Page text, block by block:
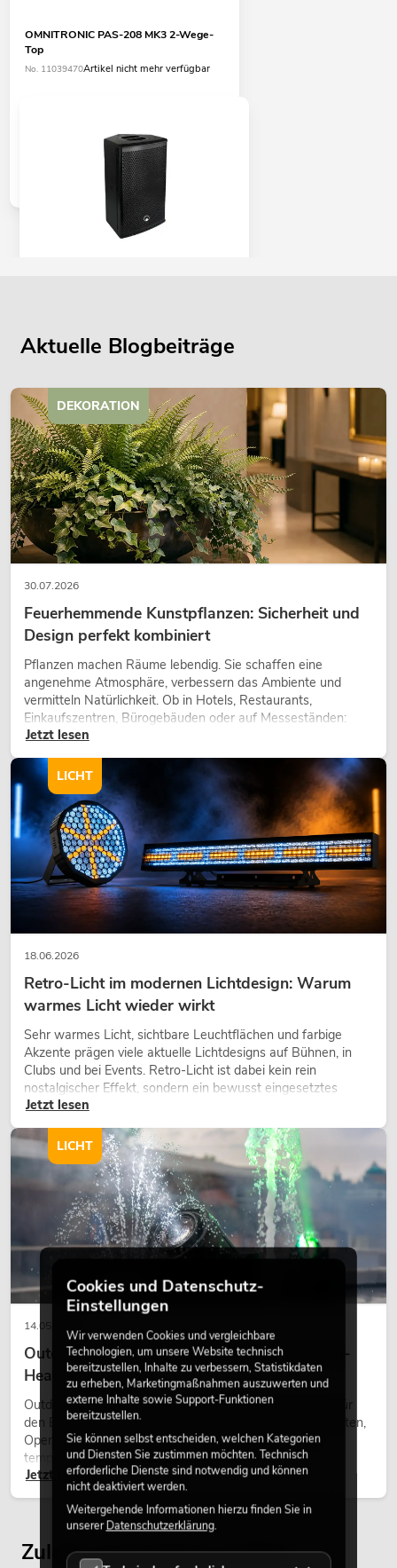
OMNITRONIC PAS-208 MK3 2-Wege-
Top
No. 11039470Artikel nicht mehr verfügbar
OMNITRONIC PAS-210 MK3 2-Wege-
Top
OMNITRONIC PAS-210A MK3 2-Wege-
Top, aktiv, DSP
No. 11039475Artikel nicht mehr verfügbar
OMNITRONIC PAS-212 MK3 2-Wege-
Top
Artikel nicht mehr verfügbar
OMNITRONIC PAS-212A MK3 2-Wege-
Top, aktiv, DSP
No. 11039479Artikel nicht mehr verfügbar
OMNITRONIC PAS-215 MK3 2-Wege-
Top
Aktuelle Blogbeiträge
30.07.2026
Feuerhemmende Kunstpflanzen: Sicherheit und
Design perfekt kombiniert
Pflanzen machen Räume lebendig. Sie schaffen eine
angenehme Atmosphäre, verbessern das Ambiente und
vermitteln Natürlichkeit. Ob in Hotels, Restaurants,
Einkaufszentren, Bürogebäuden oder auf Messeständen:
eine hochwertige Begrünung gehört heute längst zum
Jetzt lesen
DEKORATION
18.06.2026
Retro-Licht im modernen Lichtdesign: Warum
warmes Licht wieder wirkt
Sehr warmes Licht, sichtbare Leuchtflächen und farbige
Akzente prägen viele aktuelle Lichtdesigns auf Bühnen, in
Clubs und bei Events. Retro-Licht ist dabei kein rein
nostalgischer Effekt, sondern ein bewusst eingesetztes
Gestaltungsmittel: Es schafft Atmosphäre, gibt Szenen
wirken lassen.
Jetzt lesen
LICHT
14.05.2026
Outdoor Moving-Heads: Wetterfeste Moving-
Heads bei Events
Outdoor Moving-Heads sind bewegliche Scheinwerfer für
den Einsatz im Freien. Sie werden bei Festivals, Stadtfesten,
Open-Air-Konzerten, Architekturinszenierungen und
temporären Außeninstallationen eingesetzt.
Jetzt lesen
LICHT
Zuletzt angesehene Artikel
Cookies und Datenschutz-
Einstellungen
Wir verwenden Cookies und vergleichbare
Technologien, um unsere Website technisch
bereitzustellen, Inhalte zu verbessern, Statistikdaten
zu erheben, Marketingmaßnahmen auszuwerten und
externe Inhalte sowie Support-Funktionen
bereitzustellen.
Sie können selbst entscheiden, welchen Kategorien
und Diensten Sie zustimmen möchten. Technisch
erforderliche Dienste sind notwendig und können
nicht deaktiviert werden.
Weitergehende Informationen hierzu finden Sie in
unsererDatenschutzerklärung.